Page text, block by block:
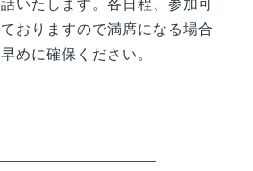
いたします。各日程、参加可
おりますので満席になる場合
めに確保ください。